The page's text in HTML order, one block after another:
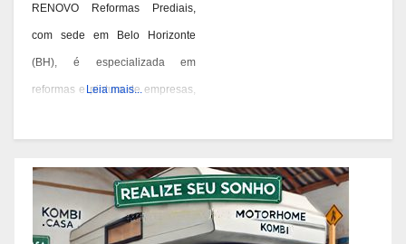
RENOVO Reformas Prediais,
com sede em Belo Horizonte
(BH), é especializada em
reformas e pintura de empresas,
experiência desde 1978 e são
conhecidos por seus serviços de
qualidade em BH. Você pode
contatá-los pelos telefones 31
Leia mais...